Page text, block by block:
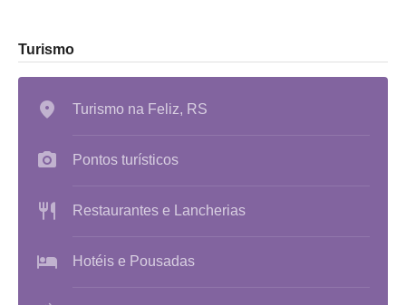
Turismo
Turismo na Feliz, RS
Pontos turísticos
Restaurantes e Lancherias
Hotéis e Pousadas